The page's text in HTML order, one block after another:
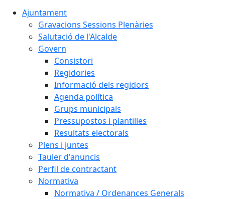
Ajuntament
Gravacions Sessions Plenàries
Salutació de l'Alcalde
Govern
Consistori
Regidories
Informació dels regidors
Agenda política
Grups municipals
Pressupostos i plantilles
Resultats electorals
Plens i juntes
Tauler d'anuncis
Perfil de contractant
Normativa
Normativa / Ordenances Generals